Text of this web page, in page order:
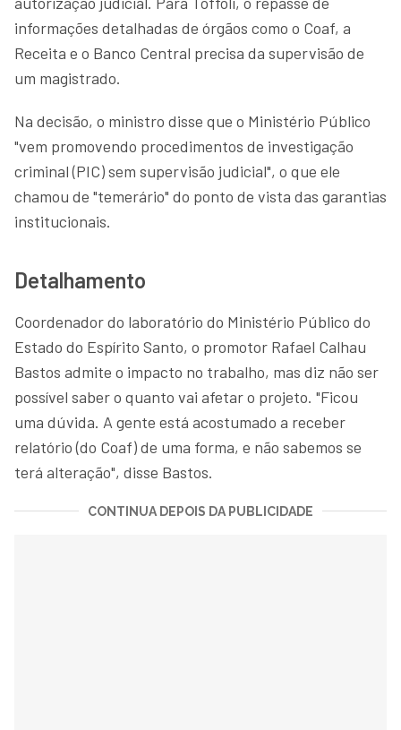
informações detalhadas de órgãos como o Coaf, a
Receita e o Banco Central precisa da supervisão de
um magistrado.
Na decisão, o ministro disse que o Ministério Público
"vem promovendo procedimentos de investigação
criminal (PIC) sem supervisão judicial", o que ele
chamou de "temerário" do ponto de vista das garantias
institucionais.
Detalhamento
Coordenador do laboratório do Ministério Público do
Estado do Espírito Santo, o promotor Rafael Calhau
Bastos admite o impacto no trabalho, mas diz não ser
possível saber o quanto vai afetar o projeto. "Ficou
uma dúvida. A gente está acostumado a receber
relatório (do Coaf) de uma forma, e não sabemos se
terá alteração", disse Bastos.
CONTINUA DEPOIS DA PUBLICIDADE